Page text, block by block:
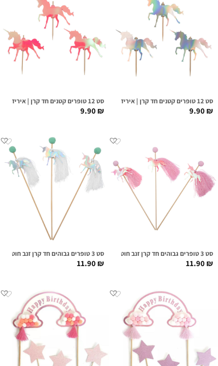
סט 12 טופרים קטנים חד קרן | אירידיסנט כסוף
9.90₪
סט 12 טופרים קטנים חד קרן | אירידיסנט פנינה ורוד
9.90₪
סט 3 טופרים גבוהים חד קרן זנב חוטים | אירידיסנט ורוד
11.90₪
סט 3 טופרים גבוהים חד קרן זנב חוטים | אירידיסנט כסוף
11.90₪